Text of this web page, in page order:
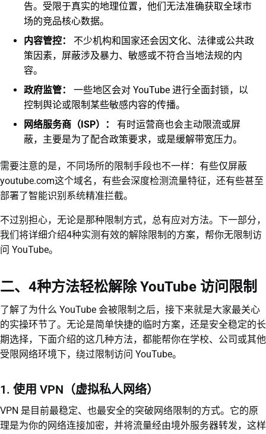
告。受限于真实的地理位置，他们无法准确获取全球市
场的竞品核心数据。
内容管控：
不少机构和国家还会因文化、法律或公共政
策因素，屏蔽涉及暴力、敏感或不符合当地法规的内
容。
政府监管：
一些地区会对 YouTube 进行全面封锁，以
控制舆论或限制某些敏感内容的传播。
网络服务商（ISP）：
有时运营商也会主动限流或屏
蔽，主要是为了配合政策要求，或是缓解带宽压力。
需要注意的是，不同场所的限制手段也不一样：有些仅屏蔽
youtube.com这个域名，有些会深度检测流量特征，还有些甚至
部署了智能识别系统精准拦截。
不过别担心，无论是那种限制方式，总有应对方法。下一部分，
我们将详细介绍4种实测有效的解除限制的方案，帮你无限制访
问 YouTube。
二、4种方法轻松解除 YouTube 访问限制
了解了为什么 YouTube 会被限制之后，接下来就是大家最关心
的实操环节了。无论是简单快捷的临时方案，还是安全稳定的长
期选择，下面介绍的这几种方法，都能帮你在学校、公司或其他
受限网络环境下，绕过限制访问 YouTube。
1. 使用 VPN（虚拟私人网络）
VPN 是目前最稳定、也最安全的突破网络限制的方式。它的原
理是为你的网络连接加密，并将流量经由境外服务器转发，这样